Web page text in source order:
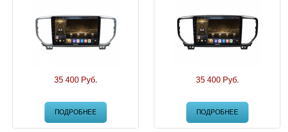
35 400 Руб.
ПОДРОБНЕЕ
35 400 Руб.
ПОДРОБНЕЕ